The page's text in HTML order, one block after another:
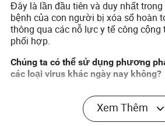
Đây là lần đầu tiên và duy nhất
bệnh của con người bị xóa sổ hoàn
thông qua các nỗ lực y tế công cộng
phối hợp.
Chúng ta có thể sử dụng phương
các loại virus khác ngày nay không?
Chắc chắn rồi. Mặc dù công nghệ
cải thiện đáng kể, nguyên tắc cốt lõi
Chúng ta giới thiệu an toàn hệ miễn
Xem Thêm